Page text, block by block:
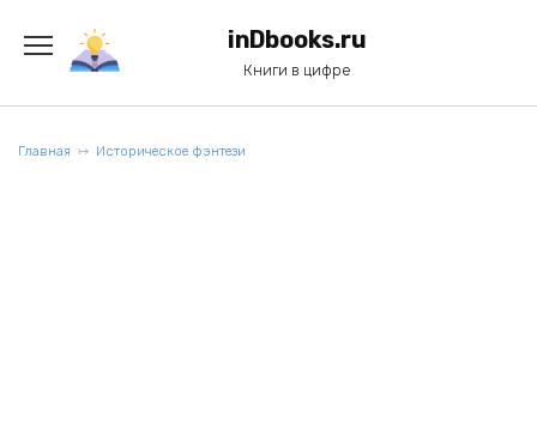
содержанию
inDbooks.ru
Книги в цифре
Главная Историческое фэнтези